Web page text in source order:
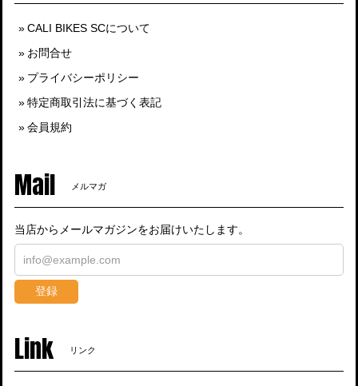
CALI BIKES SCについて
お問合せ
プライバシーポリシー
特定商取引法に基づく表記
会員規約
Mail メルマガ
当店からメールマガジンをお届けいたします。
登録
Link リンク